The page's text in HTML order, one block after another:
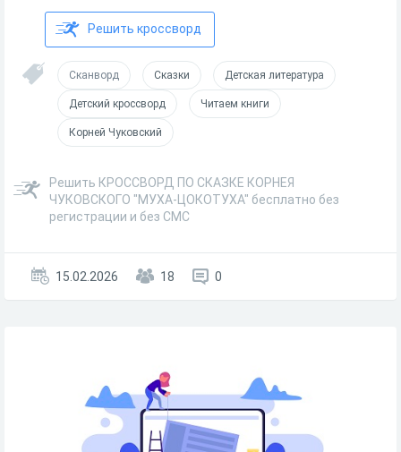
Решить кроссворд
Сканворд Сказки Детская литература
Детский кроссворд Читаем книги
Корней Чуковский
Решить КРОССВОРД ПО СКАЗКЕ КОРНЕЯ
ЧУКОВСКОГО "МУХА-ЦОКОТУХА" бесплатно без
регистрации и без СМС
15.02.2026 18 0